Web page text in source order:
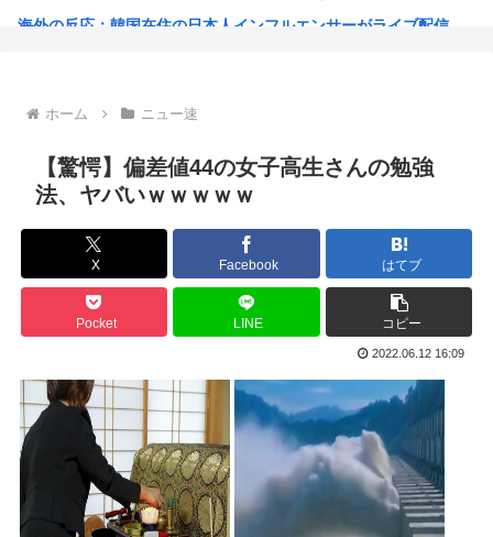
【画像】パパ活1回15000円で生活しているホームレス少...
海外の反応：韓国在住の日本人インフルエンサーがライブ配信...
最近のきらら漫画、オ●ニーシーンがあったりと下品すぎる
百田尚樹「日本保守党アンチ、政策批判ができず俺への個人攻...
【ワンピース】AIで小説描いたから評価して
3大長寿アニメでウザいキャラ「元太」「カバオ」
特番「本当にあった怖い安倍晋三」でありがちなエピソードと...
グルメ漫画No.1を決めるスレ
四六時中動いてるイラストのコミュニティとか無いんか
韓国人「大韓サッカー協会が過去に20人の外国人審判らに不...
ワイの描いたイラストにアドバイスクレメンス
マッシヴ・アタック、シンガポール公演でパレスチナ国旗を掲...
「お父さんが私にいくら使おうと、あなたには関係ない」そう...
識者「山上徹也が安倍晋三を討たなければ、日本国は今でも統...
ホーム ニュー速
【驚愕】偏差値44の女子高生さんの勉強
法、ヤバいｗｗｗｗｗ
X Facebook はてブ
Pocket LINE コピー
2022.06.12 16:09